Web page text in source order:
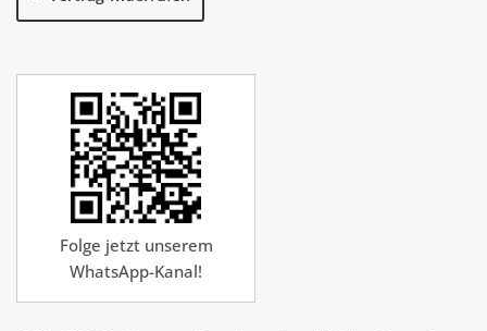
Folge jetzt unserem
WhatsApp-Kanal!